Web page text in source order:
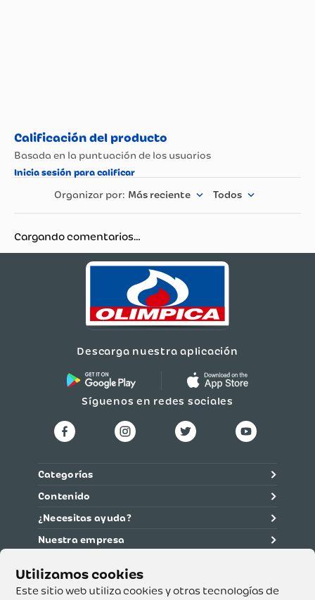
Este sitio web utiliza cookies y otras tecnologías de
Más reciente Todos
Cargando comentarios…
Descarga nuestra aplicación
Síguenos en redes sociales
Categorías
Contenido
¿Necesitas ayuda?
Nuestra empresa